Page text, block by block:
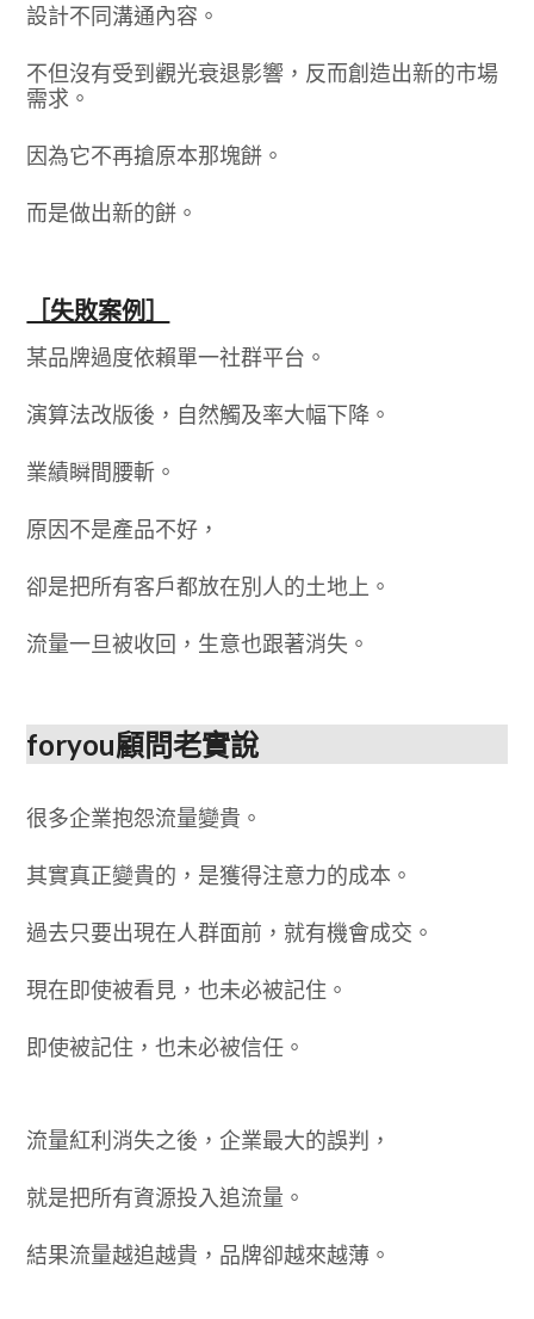
設計不同溝通內容。
不但沒有受到觀光衰退影響，反而創造出新的市場
需求。
因為它不再搶原本那塊餅。
而是做出新的餅。
［失敗案例］
某品牌過度依賴單一社群平台。
演算法改版後，自然觸及率大幅下降。
業績瞬間腰斬。
原因不是產品不好，
卻是把所有客戶都放在別人的土地上。
流量一旦被收回，生意也跟著消失。
foryou顧問老實說
很多企業抱怨流量變貴。
其實真正變貴的，是獲得注意力的成本。
過去只要出現在人群面前，就有機會成交。
現在即使被看見，也未必被記住。
即使被記住，也未必被信任。
流量紅利消失之後，企業最大的誤判，
就是把所有資源投入追流量。
結果流量越追越貴，品牌卻越來越薄。